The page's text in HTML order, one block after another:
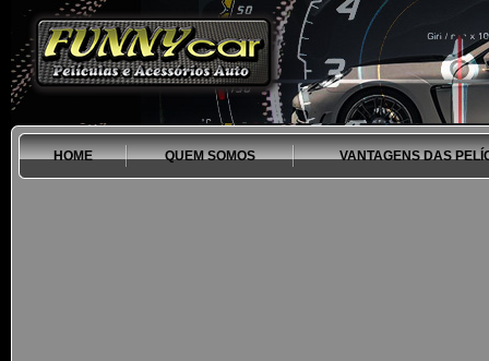
HOME QUEM SOMOS VANTAGENS DAS